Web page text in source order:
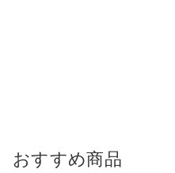
おすすめ商品